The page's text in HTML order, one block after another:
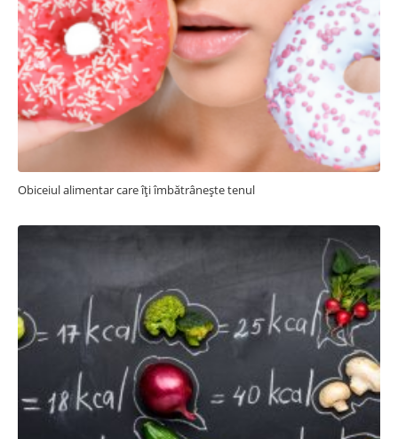
Obiceiul alimentar care îți îmbătrânește tenul